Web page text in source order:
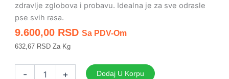
zdravlje zglobova i probavu. Idealna je za sve odrasle
pse svih rasa.
9.600,00 RSD Sa PDV-Om
632,67 RSD Za Kg
- + Dodaj U Korpu